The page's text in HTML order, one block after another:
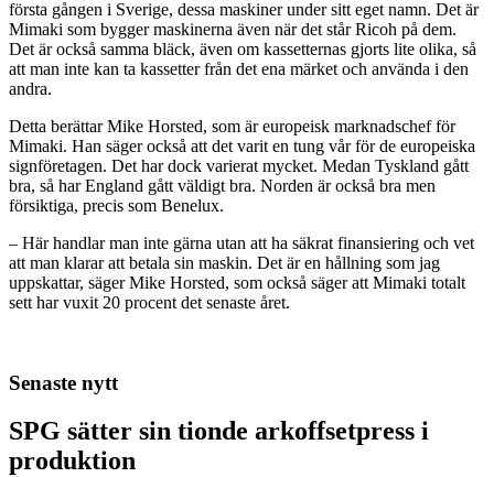
första gången i Sverige, dessa maskiner under sitt eget namn. Det är
Mimaki som bygger maskinerna även när det står Ricoh på dem.
Det är också samma bläck, även om kassetternas gjorts lite olika, så
att man inte kan ta kassetter från det ena märket och använda i den
andra.
Detta berättar Mike Horsted, som är europeisk marknadschef för
Mimaki. Han säger också att det varit en tung vår för de europeiska
signföretagen. Det har dock varierat mycket. Medan Tyskland gått
bra, så har England gått väldigt bra. Norden är också bra men
försiktiga, precis som Benelux.
– Här handlar man inte gärna utan att ha säkrat finansiering och vet
att man klarar att betala sin maskin. Det är en hållning som jag
uppskattar, säger Mike Horsted, som också säger att Mimaki totalt
sett har vuxit 20 procent det senaste året.
Senaste nytt
SPG sätter sin tionde arkoffsetpress i
produktion